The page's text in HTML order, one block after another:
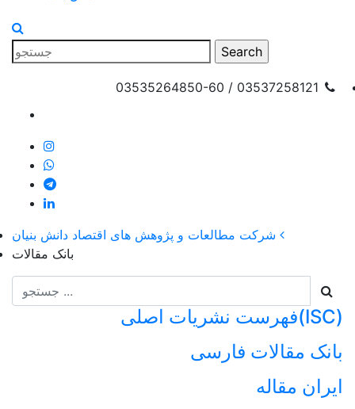
03537258121 / 03535264850-60
بانک مقالات
فهرست نشریات اصلی(ISC)
بانک مقالات فارسی
ایران مقاله